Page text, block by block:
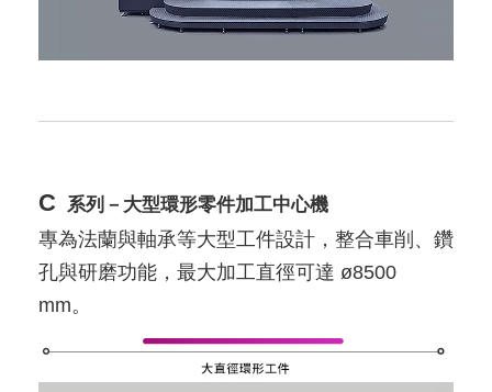
C 系列－大型環形零件加工中心機
專為法蘭與軸承等大型工件設計，整合車削、鑽
孔與研磨功能，最大加工直徑可達 ø8500
mm。